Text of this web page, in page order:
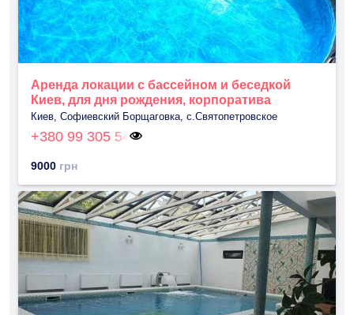
Аренда локации с бассейном и беседкой
Киев, для дня рождения, корпоратива
Киев, Софиевский Борщаговка, с.Святопетровское
+380 99 305 54
9000 грн